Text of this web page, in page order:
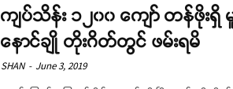
ကျပ်သိန်း ၁၂၀၀ ကျော် တန်ဖိုးရှိ
နောင်ချို တိုးဂိတ်တွင် ဖမ်းရမိ
SHAN - June 3, 2019